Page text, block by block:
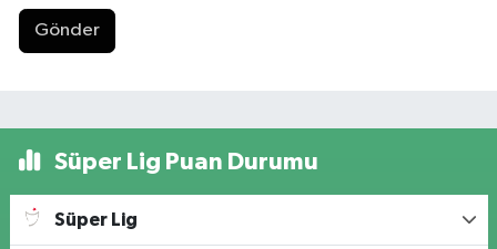
Gönder
Süper Lig Puan Durumu
Süper Lig